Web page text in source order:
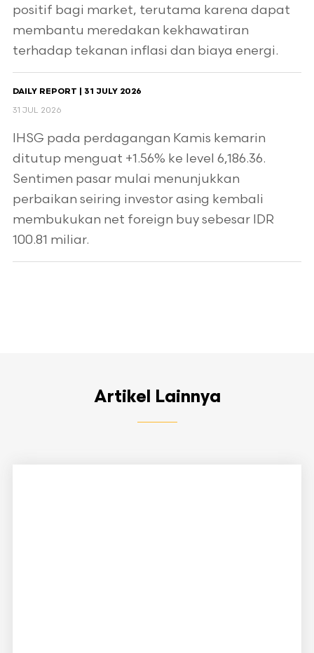
positif bagi market, terutama karena dapat
membantu meredakan kekhawatiran
terhadap tekanan inflasi dan biaya energi.
DAILY REPORT | 31 JULY 2026
31 JUL 2026
IHSG pada perdagangan Kamis kemarin
ditutup menguat +1.56% ke level 6,186.36.
Sentimen pasar mulai menunjukkan
perbaikan seiring investor asing kembali
membukukan net foreign buy sebesar IDR
100.81 miliar.
Artikel Lainnya